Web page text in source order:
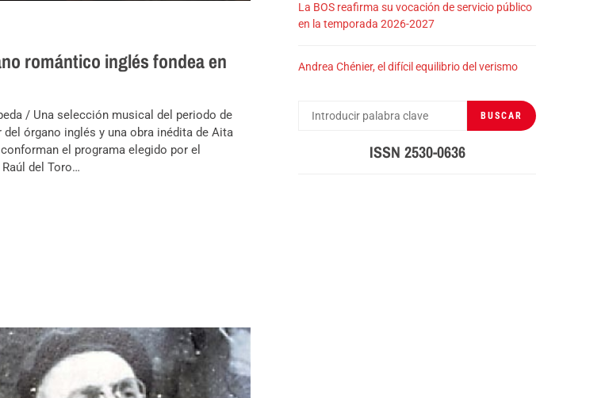
romántico inglés fondea en
/ Una selección musical del periodo de
del órgano inglés y una obra inédita de Aita
el programa elegido por el
del Toro…
La BOS reafirma su vocación de servicio público
en la temporada 2026-2027
Andrea Chénier, el difícil equilibrio del verismo
POR:
BUSCAR
ISSN 2530-0636